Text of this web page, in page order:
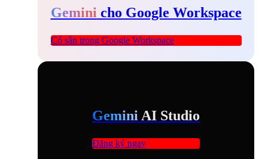
Gemini cho Google Workspace
Có sẵn trong Google Workspace
Gemini AI Studio
Đăng ký ngay